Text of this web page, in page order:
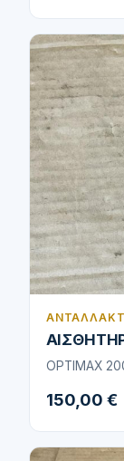
OPTIMAX
150,00 €